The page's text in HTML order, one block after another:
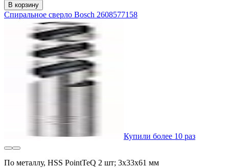
В корзину
Спиральное сверло Bosch 2608577158
Купили более 10 раз
По металлу, HSS PointTeQ 2 шт; 3х33х61 мм